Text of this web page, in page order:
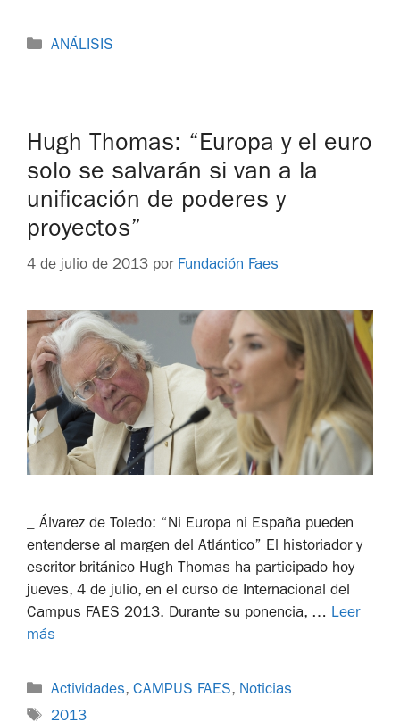
ANÁLISIS
Hugh Thomas: “Europa y el euro
solo se salvarán si van a la
unificación de poderes y
proyectos”
4 de julio de 2013 por Fundación Faes
_ Álvarez de Toledo: “Ni Europa ni España pueden
entenderse al margen del Atlántico” El historiador y
escritor británico Hugh Thomas ha participado hoy
jueves, 4 de julio, en el curso de Internacional del
Campus FAES 2013. Durante su ponencia, … Leer
más
Actividades,CAMPUS FAES, Noticias
2013